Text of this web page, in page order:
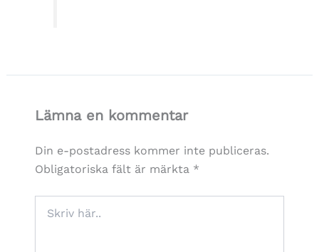
Lämna en kommentar
Din e-postadress kommer inte publiceras.
Obligatoriska fält är märkta *
här..